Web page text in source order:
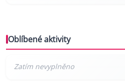
Oblíbené aktivity